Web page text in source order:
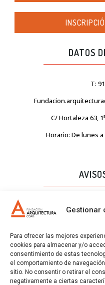
Gestionar
Para ofrecer las mejores
cookies para almacenar y/o
consentimiento de estas
el comportamiento de
sitio. No consentir o retirar el
negativamente a ciertas
DATOS
T:
C/ Hortaleza 63,
Horario: De lunes